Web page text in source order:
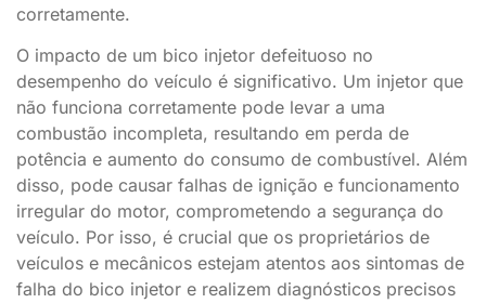
corretamente.
O impacto de um bico injetor defeituoso no
desempenho do veículo é significativo. Um injetor que
não funciona corretamente pode levar a uma
combustão incompleta, resultando em perda de
potência e aumento do consumo de combustível. Além
disso, pode causar falhas de ignição e funcionamento
irregular do motor, comprometendo a segurança do
veículo. Por isso, é crucial que os proprietários de
veículos e mecânicos estejam atentos aos sintomas de
falha do bico injetor e realizem diagnósticos precisos